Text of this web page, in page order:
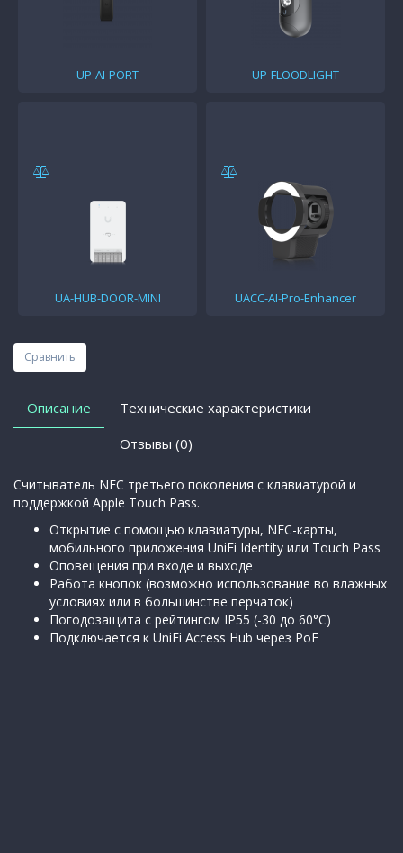
UP-AI-PORT UP-FLOODLIGHT
UA-HUB-DOOR-MINI UACC-AI-Pro-Enhancer
Сравнить
Описание
Технические характеристики
Отзывы (0)
Считыватель NFC третьего поколения с клавиатурой и
поддержкой Apple Touch Pass.
Открытие с помощью клавиатуры, NFC-карты,
мобильного приложения UniFi Identity или Touch Pass
Оповещения при входе и выходе
Работа кнопок (возможно использование во влажных
условиях или в большинстве перчаток)
Погодозащита с рейтингом IP55 (-30 до 60°C)
Подключается к UniFi Access Hub через PoE